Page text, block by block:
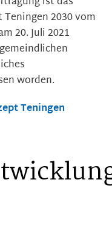
2030 vom
20. Juli 2021
worden.
Teningen